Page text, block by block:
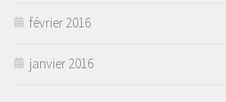
février 2016
janvier 2016